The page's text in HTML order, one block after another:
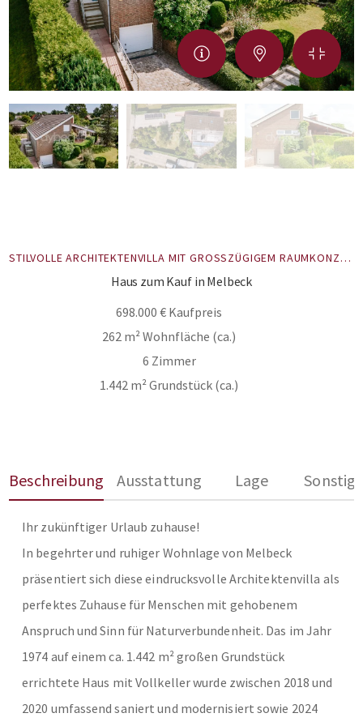
STILVOLLE ARCHITEKTENVILLA MIT GROSSZÜGIGEM RAUMKONZEPT UND IDYLLISCHEM GARTEN IN BEGEHRTER LAGE.
Haus zum Kauf in Melbeck
698.000 € Kaufpreis
262 m² Wohnfläche (ca.)
6 Zimmer
1.442 m² Grundstück (ca.)
Beschreibung Ausstattung Lage
Ihr zukünftiger Urlaub zuhause!
In begehrter und ruhiger Wohnlage von Melbeck
präsentiert sich diese eindrucksvolle Architektenvilla als
perfektes Zuhause für Menschen mit gehobenem
Anspruch und Sinn für Naturverbundenheit. Das im Jahr
1974 auf einem ca. 1.442 m² großen Grundstück
errichtete Haus mit Vollkeller wurde zwischen 2018 und
2020 umfassend saniert und modernisiert sowie 2024